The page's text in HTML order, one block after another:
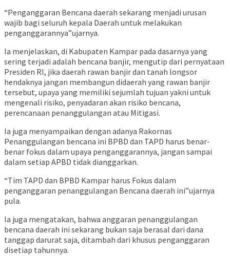
“Penganggaran Bencana daerah sekarang menjadi urusan
wajib bagi seluruh kepala Daerah untuk melakukan
penganggarannya”ujarnya.
Ia menjelaskan, di Kabupaten Kampar pada dasarnya yang
sering terjadi adalah bencana banjir, mengutip dari pernyataan
Presiden RI, jika daerah rawan banjir dan tanah longsor
hendaknya jangan membangun didaerah yang rawan banjir
tersebut, upaya yang memiliki sejumlah tujuan yakni untuk
mengenali risiko, penyadaran akan risiko bencana,
perencanaan penanggulangan atau Mitigasi.
Ia juga menyampaikan dengan adanya Rakornas
Penanggulangan bencana ini BPBD dan TAPD harus benar-
benar fokus dalam upaya penganggarannya, jangan sampai
dalam setiap APBD tidak dianggarkan.
“Tim TAPD dan BPBD Kampar harus Fokus dalam
penganggaran penanggulangan Bencana daerah ini”ujarnya
pula.
Ia juga mengatakan, bahwa anggaran penanggulangan
bencana daerah ini sekarang bukan saja berasal dari dana
tanggap darurat saja, ditambah dari khusus penganggaran
disetiap tahunnya.